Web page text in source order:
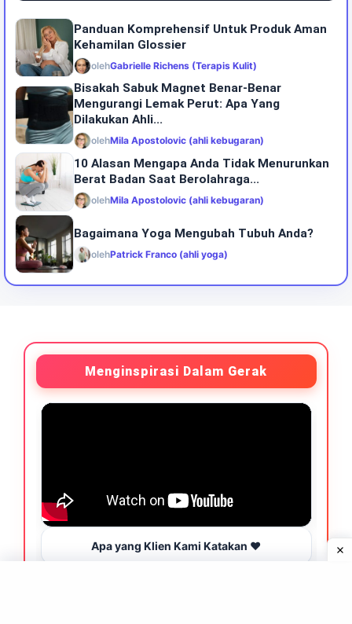
Panduan Komprehensif Untuk Produk Aman
Kehamilan Glossier
olehGabrielle Richens (Terapis Kulit)
Bisakah Sabuk Magnet Benar-Benar
Mengurangi Lemak Perut: Apa Yang
Dilakukan Ahli...
olehMila Apostolovic (ahli kebugaran)
10 Alasan Mengapa Anda Tidak Menurunkan
Berat Badan Saat Berolahraga...
olehMila Apostolovic (ahli kebugaran)
Bagaimana Yoga Mengubah Tubuh Anda?
olehPatrick Franco (ahli yoga)
Menginspirasi Dalam Gerak
Apa yang Klien Kami Katakan ❤️